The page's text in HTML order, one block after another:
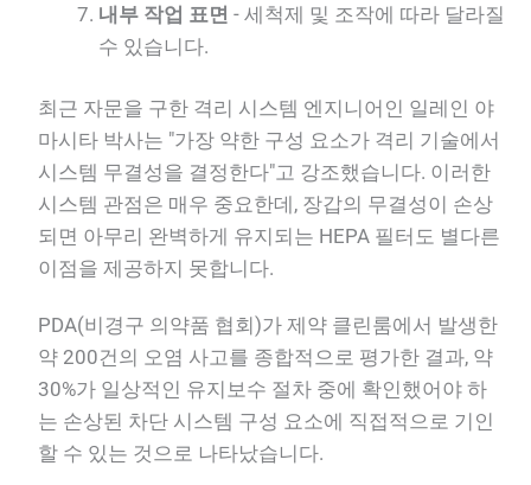
내부 작업 표면 - 세척제 및 조작에 따라 달라질
수 있습니다.
최근 자문을 구한 격리 시스템 엔지니어인 일레인 야
마시타 박사는 "가장 약한 구성 요소가 격리 기술에서
시스템 무결성을 결정한다"고 강조했습니다. 이러한
시스템 관점은 매우 중요한데, 장갑의 무결성이 손상
되면 아무리 완벽하게 유지되는 HEPA 필터도 별다른
이점을 제공하지 못합니다.
PDA(비경구 의약품 협회)가 제약 클린룸에서 발생한
약 200건의 오염 사고를 종합적으로 평가한 결과, 약
30%가 일상적인 유지보수 절차 중에 확인했어야 하
는 손상된 차단 시스템 구성 요소에 직접적으로 기인
할 수 있는 것으로 나타났습니다.